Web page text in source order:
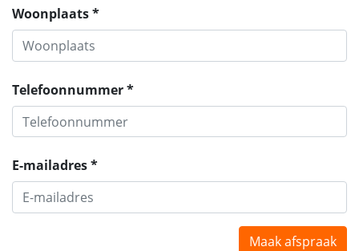
Woonplaats *
Telefoonnummer *
E-mailadres *
Maak afspraak